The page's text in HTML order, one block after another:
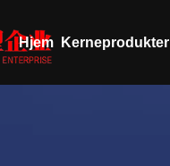
Hjem Kerneprodukter